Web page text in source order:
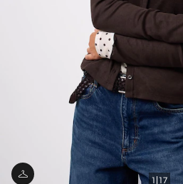
1 17